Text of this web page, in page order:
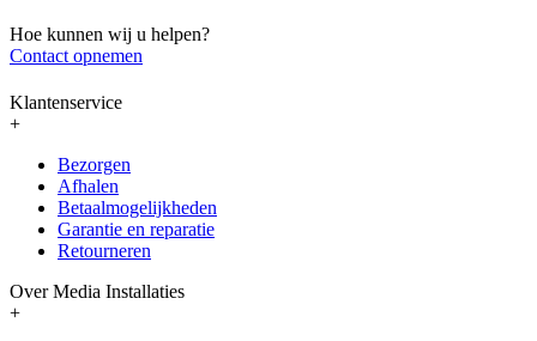
Hoe kunnen wij u helpen?
Contact opnemen
Klantenservice
+
Bezorgen
Afhalen
Betaalmogelijkheden
Garantie en reparatie
Retourneren
Over Media Installaties
+